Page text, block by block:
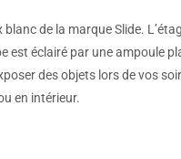
de la marque Slide.
est éclairé par une ampoule
des objets lors de vos
en intérieur.